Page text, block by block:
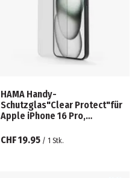
HAMA Handy-
Schutzglas"Clear Protect"für
Apple iPhone 16 Pro,
CHF 19.95 / 1 Stk.